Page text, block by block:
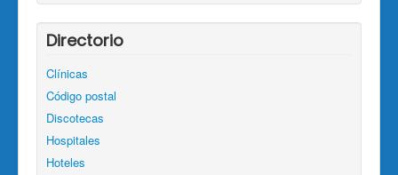
Directorio
Clínicas
Código postal
Discotecas
Hospitales
Hoteles